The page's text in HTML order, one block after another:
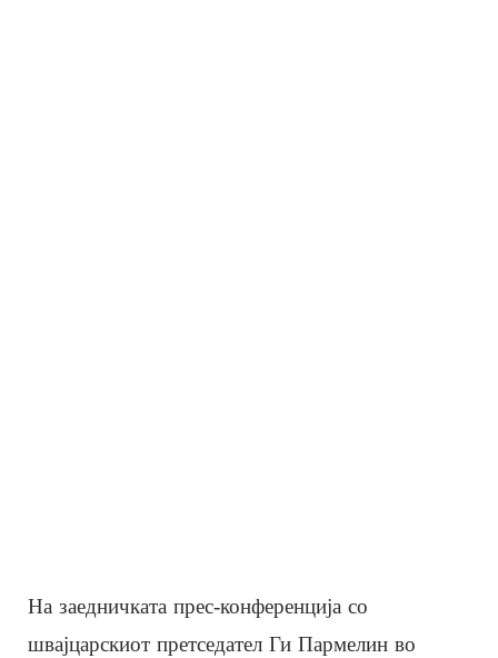
На заедничката прес-конференција со
швајцарскиот претседател Ги Пармелин во